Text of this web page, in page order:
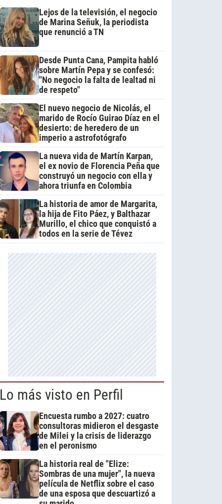
Lejos de la televisión, el negocio
de Marina Señuk, la periodista
que renunció a TN
Desde Punta Cana, Pampita habló
sobre Martín Pepa y se confesó:
"No negocio la falta de lealtad ni
de respeto"
El nuevo negocio de Nicolás, el
marido de Rocío Guirao Díaz en el
desierto: de heredero de un
imperio a astrofotógrafo
La nueva vida de Martín Karpan,
el ex novio de Florencia Peña que
construyó un negocio con ella y
ahora triunfa en Colombia
La historia de amor de Margarita,
la hija de Fito Páez, y Balthazar
Murillo, el chico que conquistó a
todos en la serie de Tévez
Lo más visto en Perfil
Encuesta rumbo a 2027: cuatro
consultoras midieron el desgaste
de Milei y la crisis de liderazgo
en el peronismo
La historia real de "Elize:
Sombras de una mujer", la nueva
película de Netflix sobre el caso
de una esposa que descuartizó a